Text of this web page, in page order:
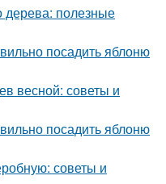
дерева: полезные
посадить яблоню
весной: советы и
посадить яблоню
советы и